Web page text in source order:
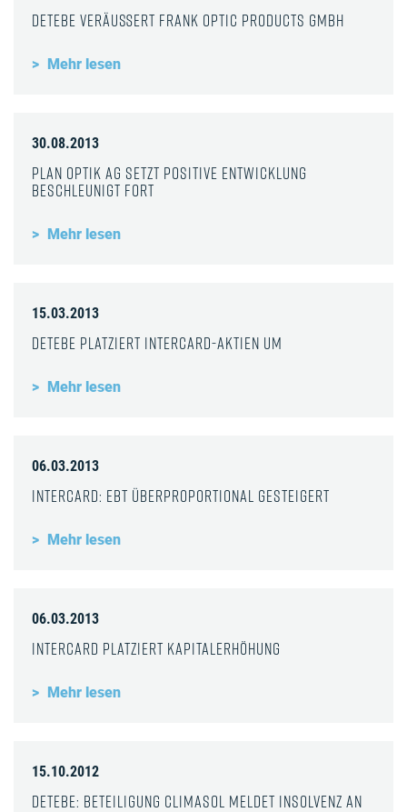
DeTeBe veräußert Frank Optic Products GmbH
Mehr lesen
30.08.2013
Plan Optik AG setzt positive Entwicklung
beschleunigt fort
Mehr lesen
15.03.2013
DeTeBe platziert InterCard-Aktien um
Mehr lesen
06.03.2013
InterCard: EBT überproportional gesteigert
Mehr lesen
06.03.2013
InterCard platziert Kapitalerhöhung
Mehr lesen
15.10.2012
DeTeBe: Beteiligung Climasol meldet Insolvenz an